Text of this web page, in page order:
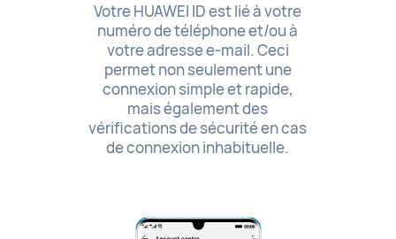
Votre HUAWEI ID est lié à votre
numéro de téléphone et/ou à
votre adresse e-mail. Ceci
permet non seulement une
connexion simple et rapide,
mais également des
vérifications de sécurité en cas
de connexion inhabituelle.